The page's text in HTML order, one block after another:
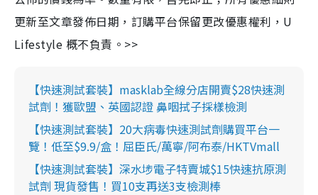
更新至文章發佈日期，訂購平台保留更改優惠權利，U
Lifestyle 概不負責。>>
【快速測試套裝】masklab全線分店開賣$28快速測
試劑！獲歐盟、英國認證 鼻咽拭子採樣檢測
【快速測試套裝】20大病毒快速測試劑購買平台一
覽！低至$9.9/盒！屈臣氏/萬寧/阿布泰/HKTVmall
【快速測試套裝】深水埗電子特賣城$15快速抗原測
試劑 現貨發售！買10支再送3支檢測棒